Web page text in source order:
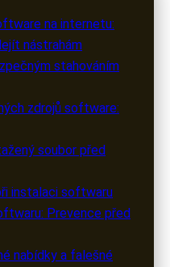
Rosická
na internetu:
nástrahám
stahováním
zdrojů software:
soubor před
instalaci softwaru
Prevence před
nabídky a falešné